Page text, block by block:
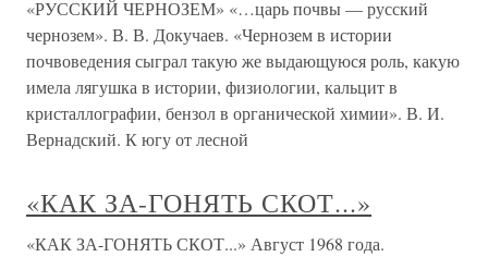
«РУССКИЙ ЧЕРНОЗЕМ» «…царь почвы — русский
чернозем». В. В. Докучаев. «Чернозем в истории
почвоведения сыграл такую же выдающуюся роль, какую
имела лягушка в истории, физиологии, кальцит в
кристаллографии, бензол в органической химии». В. И.
Вернадский. К югу от лесной
«КАК ЗА-ГОНЯТЬ СКОТ...»
«КАК ЗА-ГОНЯТЬ СКОТ...» Август 1968 года.